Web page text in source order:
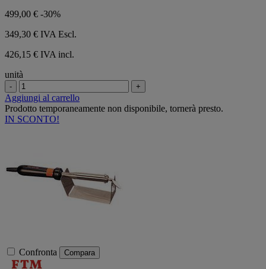
499,00 € -30%
349,30 € IVA Escl.
426,15 € IVA incl.
unità
- +
Aggiungi al carrello
Prodotto temporaneamente non disponibile, tornerà presto.
IN SCONTO!
Confronta Compara